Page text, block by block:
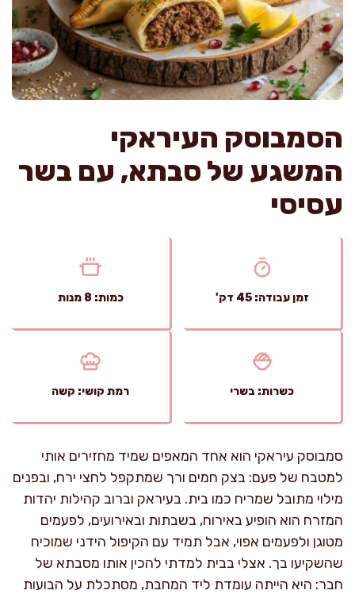
הסמבוסק העיראקי
המשגע של סבתא, עם בשר
עסיסי
זמן עבודה: 45 דק' כמות: 8 מנות
כשרות: בשרי רמת קושי: קשה
סמבוסק עיראקי הוא אחד המאפים שמיד מחזירים אותי
למטבח של פעם: בצק חמים ורך שמתקפל לחצי ירח, ובפנים
מילוי מתובל שמריח כמו בית. בעיראק וברוב קהילות יהדות
המזרח הוא הופיע באירוח, בשבתות ובאירועים, לפעמים
מטוגן ולפעמים אפוי, אבל תמיד עם הקיפול הידני שמוכיח
שהשקיעו בך. אצלי בבית למדתי להכין אותו מסבתא של
חבר: היא הייתה עומדת ליד המחבת, מסתכלת על הבועות